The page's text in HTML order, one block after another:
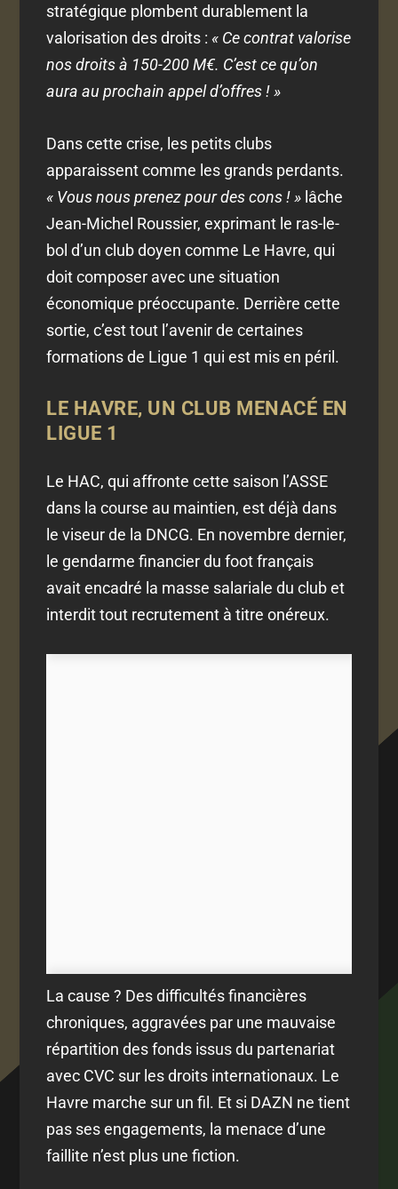
stratégique plombent durablement la
valorisation des droits :« Ce contrat valorise
nos droits à 150-200 M€. C’est ce qu’on
aura au prochain appel d’offres ! »
Dans cette crise, les petits clubs
apparaissent comme les grands perdants.
« Vous nous prenez pour des cons ! » lâche
Jean-Michel Roussier, exprimant le ras-le-
bol d’un club doyen comme Le Havre, qui
doit composer avec une situation
économique préoccupante. Derrière cette
sortie, c’est tout l’avenir de certaines
formations de Ligue 1 qui est mis en péril.
LE HAVRE, UN CLUB MENACÉ EN
LIGUE 1
Le HAC, qui affronte cette saison l’ASSE
dans la course au maintien, est déjà dans
le viseur de la DNCG. En novembre dernier,
le gendarme financier du foot français
avait encadré la masse salariale du club et
interdit tout recrutement à titre onéreux.
La cause ? Des difficultés financières
chroniques, aggravées par une mauvaise
répartition des fonds issus du partenariat
avec CVC sur les droits internationaux. Le
Havre marche sur un fil. Et si DAZN ne tient
pas ses engagements, la menace d’une
faillite n’est plus une fiction.